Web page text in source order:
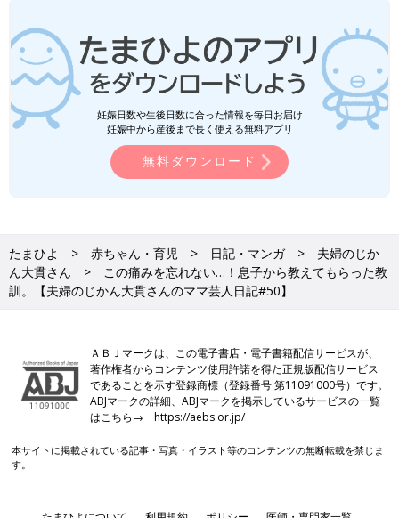
妊娠日数や生後日数に合った情報を毎日お届け
妊娠中から産後まで長く使える無料アプリ
無料ダウンロード
たまひよ 赤ちゃん・育児 日記・マンガ
夫婦のじか
ん大貫さん
この痛みを忘れない…！息子から教えてもらった教
訓。【夫婦のじかん大貫さんのママ芸人日記#50】
ＡＢＪマークは、この電子書店・電子書籍配信サービスが、
著作権者からコンテンツ使用許諾を得た正規版配信サービス
であることを示す登録商標（登録番号 第11091000号）です。
ABJマークの詳細、ABJマークを掲示しているサービスの一覧
はこちら→https://aebs.or.jp/
本サイトに掲載されている記事・写真・イラスト等のコンテンツの無断転載を禁じま
す。